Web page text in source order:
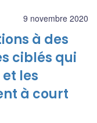
9 novembre 2020
à des
ciblés qui
les
à court